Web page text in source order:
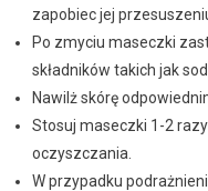
zapobiec jej
Po zmyciu maseczki
składników takich jak
Nawilż skórę
Stosuj maseczki 1-2
oczyszczania.
W przypadku